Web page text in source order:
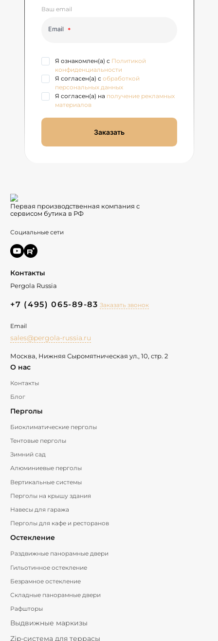
Ваш email
Email
Я ознакомлен(а) с Политикой
конфиденциальности
Я согласен(а) с обработкой
персональных данных
Я согласен(а) на получение рекламных
материалов
Заказать
Первая производственная компания с
сервисом бутика в РФ
Социальные сети
О нас
Контакты
Блог
Перголы
Биоклиматические перголы
Тентовые перголы
Зимний сад
Алюминиевые перголы
Вертикальные системы
Перголы на крышу здания
Навесы для гаража
Перголы для кафе и ресторанов
Остекление
Раздвижные панорамные двери
Гильотинное остекление
Безрамное остекление
Складные панорамные двери
Рафшторы
Выдвижные маркизы
Zip-система для террасы
Контакты
Pergola Russia
+7 (495) 065-89-83 Заказать звонок
Email
sales@pergola-russia.ru
Москва, Нижняя Сыромятническая ул., 10, стр. 2